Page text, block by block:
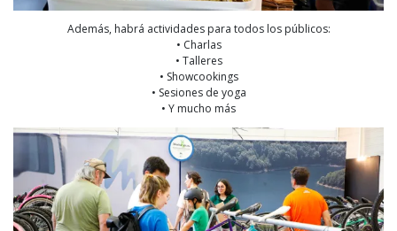
Además, habrá actividades para todos los públicos:
• Charlas
• Talleres
• Showcookings
• Sesiones de yoga
• Y mucho más